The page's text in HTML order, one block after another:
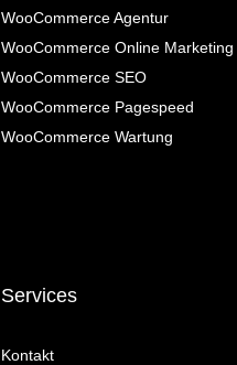
WooCommerce Agentur
WooCommerce Online Marketing
WooCommerce SEO
WooCommerce Pagespeed
WooCommerce Wartung
Services
Kontakt